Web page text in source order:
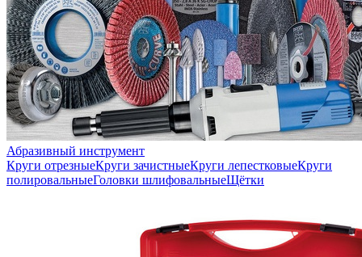
Абразивный инструмент
Круги отрезныеКруги зачистныеКруги лепестковыеКруги
полировальныеГоловки шлифовальныеЩётки